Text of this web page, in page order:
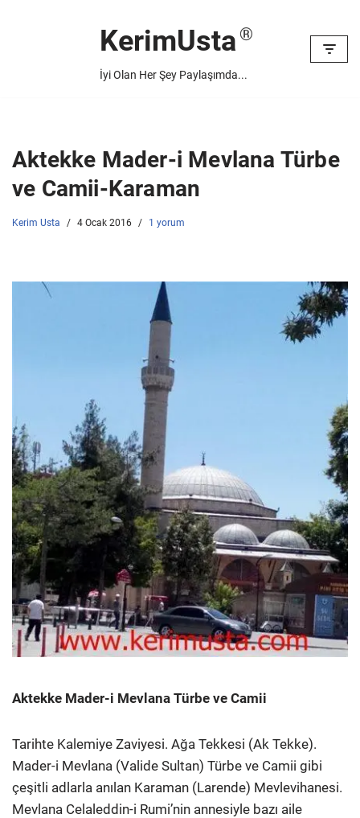
KerimUsta
İyi Olan Her Şey Paylaşımda...
Aktekke Mader-i Mevlana Türbe
ve Camii-Karaman
Kerim Usta 4 Ocak 2016 1 yorum
Aktekke Mader-i Mevlana Türbe ve Camii
Tarihte Kalemiye Zaviyesi. Ağa Tekkesi (Ak Tekke).
Mader-i Mevlana (Valide Sultan) Türbe ve Camii gibi
çeşitli adlarla anılan Karaman (Larende) Mevlevihanesi.
Mevlana Celaleddin-i Rumi’nin annesiyle bazı aile